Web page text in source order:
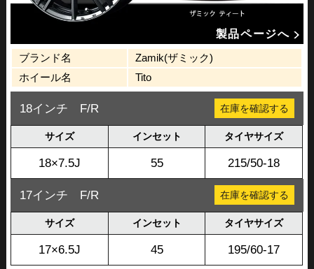
製品ページへ
ブランド名
Zamik(ザミック)
ホイール名
Tito
18インチ F/R 在庫を確認する
サイズ インセット タイヤサイズ
18×7.5J 55 215/50-18
17インチ F/R 在庫を確認する
サイズ インセット タイヤサイズ
17×6.5J 45 195/60-17